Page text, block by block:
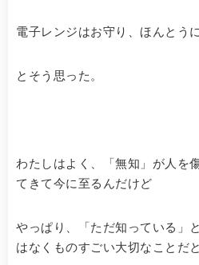
電子レンジはお守り、ほんとう
とそう思った。
わたしはよく、「無知」が人を
てきて今に至るんだけど
やっぱり、「ただ知っている」
はなくものすごい大切なことだ